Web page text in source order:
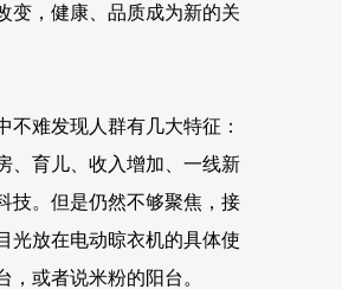
变，健康、品质成为新的关
不难发现人群有几大特征：
、育儿、收入增加、一线新
技。但是仍然不够聚焦，接
光放在电动晾衣机的具体使
，或者说米粉的阳台。